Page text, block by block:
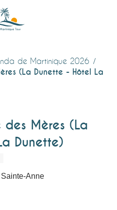
de Martinique 2026
(La Dunette - Hôtel La
Mères (La
Dunette)
Anne